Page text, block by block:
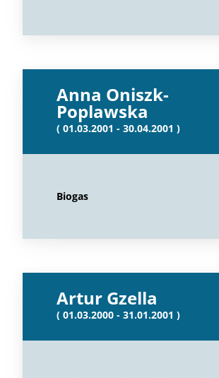
Anna Oniszk-
Poplawska
( 01.03.2001 - 30.04.2001 )
Biogas
Artur Gzella
( 01.03.2000 - 31.01.2001 )